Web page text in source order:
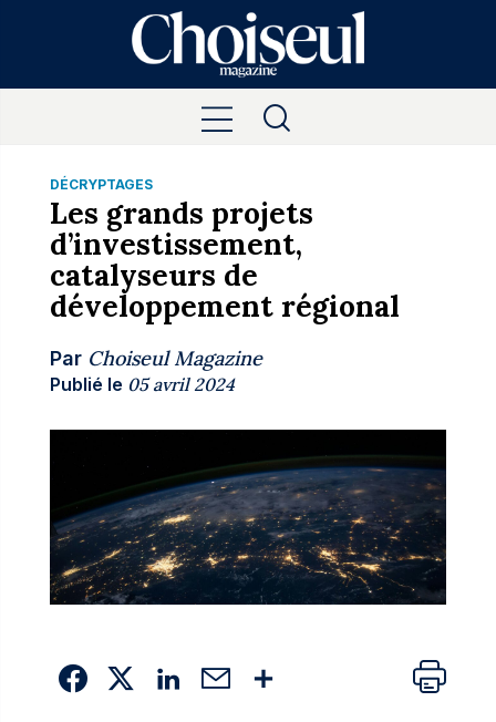
DÉCRYPTAGES
Les grands projets
d’investissement,
catalyseurs de
développement régional
Par Choiseul Magazine
Publié le 05 avril 2024